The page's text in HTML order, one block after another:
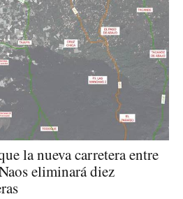
la nueva carretera entre
eliminará diez